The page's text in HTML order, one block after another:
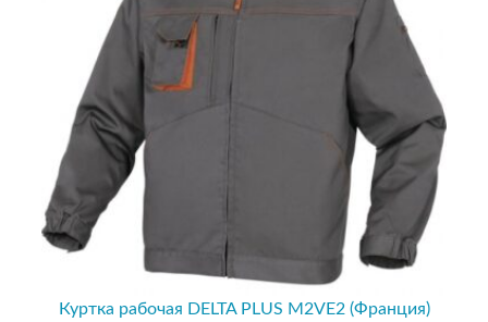
Куртка рабочая DELTA PLUS M2VE2 (Франция)